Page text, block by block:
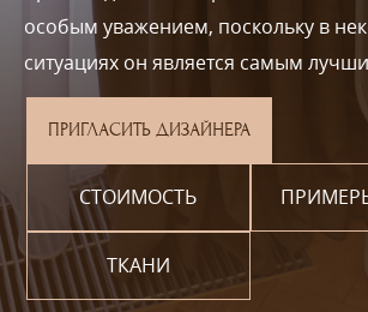
особым уважением, поскольку в
ситуациях он является самым
ПРИГЛАСИТЬ ДИЗАЙНЕРА
СТОИМОСТЬ
ТКАНИ